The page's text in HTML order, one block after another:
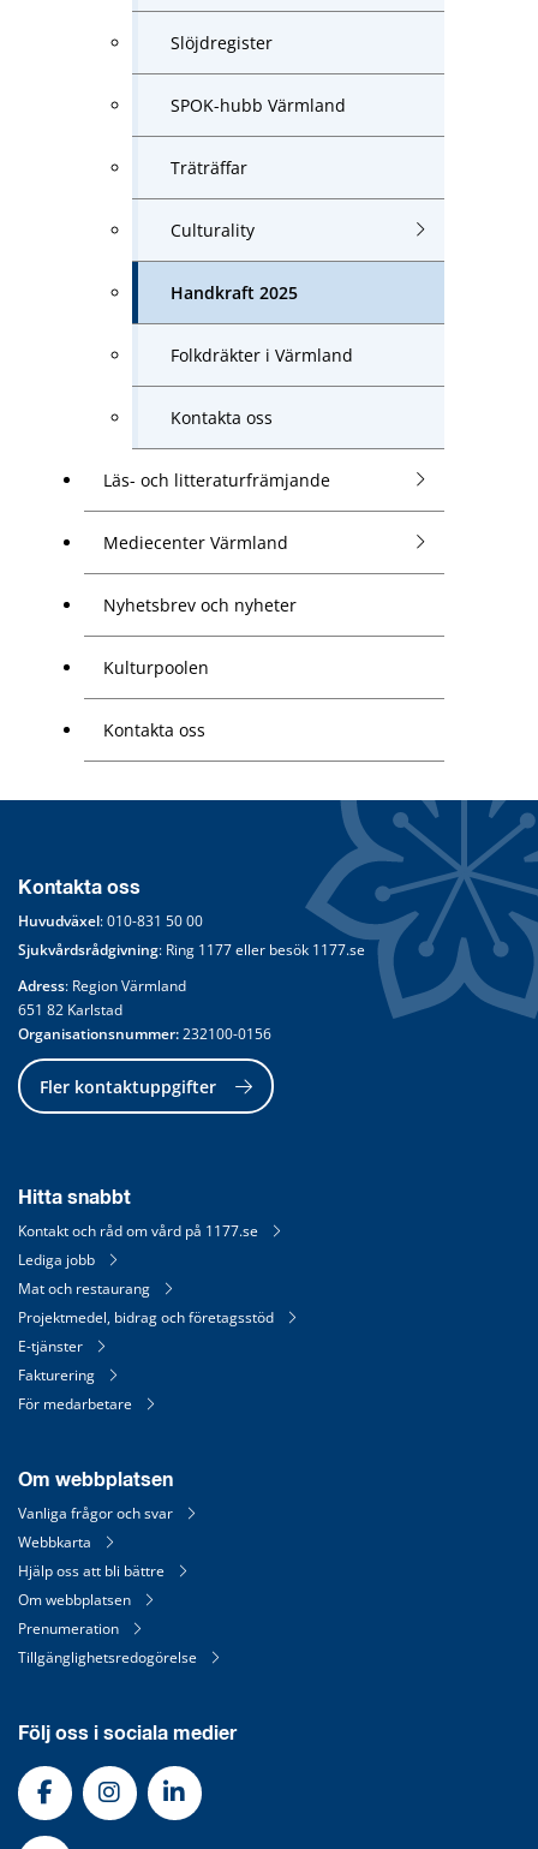
Slöjdregister
SPOK-hubb Värmland
Träträffar
Culturality
Handkraft 2025
Folkdräkter i Värmland
Kontakta oss
Läs- och litteraturfrämjande
Mediecenter Värmland
Nyhetsbrev och nyheter
Kulturpoolen
Kontakta oss
Kontakta oss
Huvudväxel: 010-831 50 00
Sjukvårdsrådgivning: Ring 1177 eller besök 1177.se
Adress: Region Värmland
651 82 Karlstad
Organisationsnummer: 232100-0156
Fler kontaktuppgifter
Hitta snabbt
Kontakt och råd om vård på 1177.se
Lediga jobb
Mat och restaurang
Projektmedel, bidrag och företagsstöd
E-tjänster
Fakturering
För medarbetare
Om webbplatsen
Vanliga frågor och svar
Webbkarta
Hjälp oss att bli bättre
Om webbplatsen
Prenumeration
Tillgänglighetsredogörelse
Följ oss i sociala medier